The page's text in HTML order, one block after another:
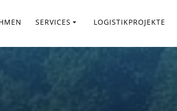
SERVICES LOGISTIKPROJEKTE